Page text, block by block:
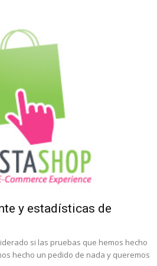
y estadísticas de
si las pruebas que hemos hecho
hecho un pedido de nada y queremos